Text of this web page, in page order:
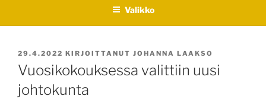
Valikko
JULKAISTU
29.4.2022 KIRJOITTANUT JOHANNA LAAKSO
Vuosikokouksessa valittiin uusi
johtokunta